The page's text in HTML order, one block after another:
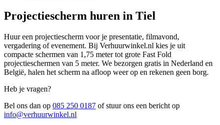
Projectiescherm huren in Tiel
Huur een projectiescherm voor je presentatie, filmavond,
vergadering of evenement. Bij Verhuurwinkel.nl kies je uit
compacte schermen van 1,75 meter tot grote Fast Fold
projectieschermen van 5 meter. We bezorgen gratis in Nederland en
België, halen het scherm na afloop weer op en rekenen geen borg.
Heb je vragen?
Bel ons dan op 085 250 0187 of stuur ons een bericht op
info@verhuurwinkel.nl